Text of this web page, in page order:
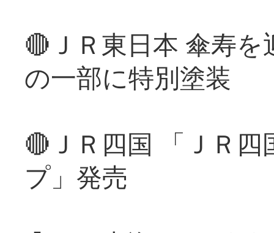
🔴ＪＲ東日本 傘寿
の一部に特別塗装
🔴ＪＲ四国 「ＪＲ
プ」発売